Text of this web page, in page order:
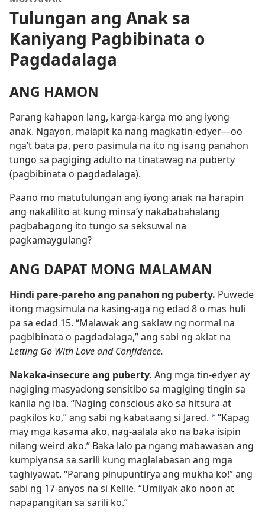
Tulungan ang Anak sa
Kaniyang Pagbibinata o
Pagdadalaga
ANG HAMON
Parang kahapon lang, karga-karga mo ang iyong
anak. Ngayon, malapit ka nang magkatin-edyer—oo
nga’t bata pa, pero pasimula na ito ng isang panahon
tungo sa pagiging adulto na tinatawag na puberty
(pagbibinata o pagdadalaga).
Paano mo matutulungan ang iyong anak na harapin
ang nakalilito at kung minsa’y nakababahalang
pagbabagong ito tungo sa seksuwal na
pagkamaygulang?
ANG DAPAT MONG MALAMAN
Hindi pare-pareho ang panahon ng puberty. Puwede
itong magsimula na kasing-aga ng edad 8 o mas huli
pa sa edad 15. “Malawak ang saklaw ng normal na
pagbibinata o pagdadalaga,” ang sabi ng aklat na
Letting Go With Love and Confidence.
Nakaka-insecure ang puberty. Ang mga tin-edyer ay
nagiging masyadong sensitibo sa magiging tingin sa
kanila ng iba. “Naging conscious ako sa hitsura at
pagkilos ko,” ang sabi ng kabataang si Jared. a“Kapag
may mga kasama ako, nag-aalala ako na baka isipin
nilang weird ako.” Baka lalo pa ngang mabawasan ang
kumpiyansa sa sarili kung maglalabasan ang mga
taghiyawat. “Parang pinupuntirya ang mukha ko!” ang
sabi ng 17-anyos na si Kellie. “Umiiyak ako noon at
napapangitan sa sarili ko.”